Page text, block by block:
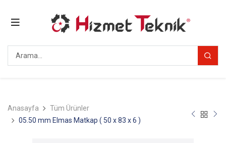
Anasayfa
Tüm Ürünler
05.50 mm Elmas Matkap ( 50 x 83 x 6 )